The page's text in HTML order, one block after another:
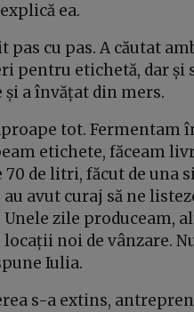
ea.
cu pas. A căutat
pentru etichetă, dar
a învățat din mers.
tot. Fermentam
etichete, făceam
70 de litri, făcut de
avut curaj să ne
zile produceam,
noi de vânzare.
Iulia.
s-a extins,